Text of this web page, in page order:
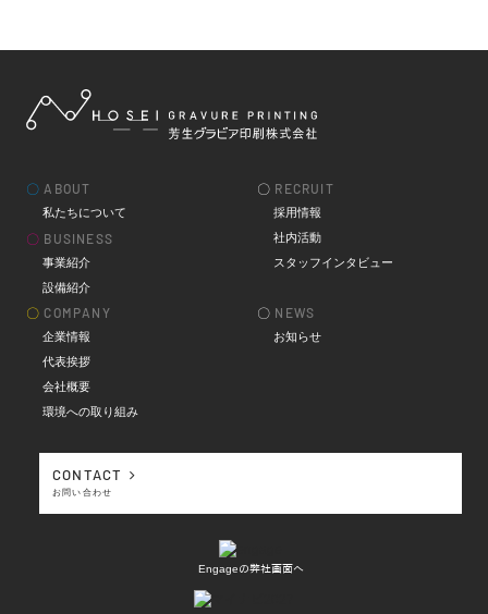
〇 ABOUT 〇 RECRUIT
私たちについて 採用情報
〇 BUSINESS
社内活動
事業紹介
スタッフインタビュー
設備紹介
〇 COMPANY 〇 NEWS
企業情報
お知らせ
代表挨拶
会社概要
環境への取り組み
CONTACT
お問い合わせ
Engageの弊社画面へ